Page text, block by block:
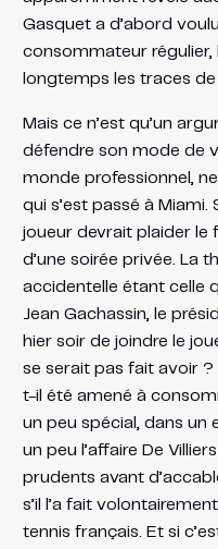
Gasquet a d’abord
consommateur
longtemps les traces
Mais ce n’est qu’un
défendre son mode de
monde professionnel,
qui s’est passé à
joueur devrait plaider le
d’une soirée privée. La
accidentelle étant celle
Jean Gachassin, le
hier soir de joindre le
se serait pas fait avoir
t-il été amené à
un peu spécial, dans un
un peu l’affaire De
prudents avant
s’il l’a fait
tennis français. Et si